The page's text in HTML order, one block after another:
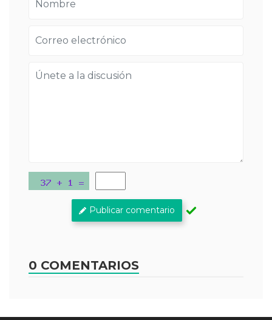
Publicar comentario
0 COMENTARIOS